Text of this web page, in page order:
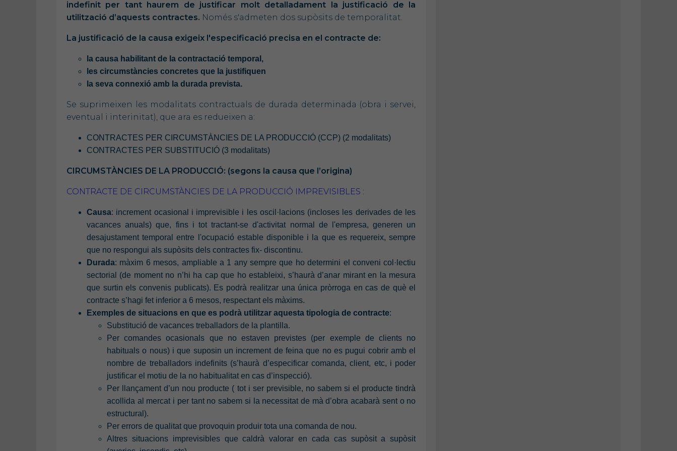
indefinit per tant haurem de justificar molt detalladament la justificació de la
utilització d’aquests contractes. Només s'admeten dos supòsits de temporalitat.
La justificació de la causa exigeix l'especificació precisa en el contracte de:
la causa habilitant de la contractació temporal,
les circumstàncies concretes que la justifiquen
la seva connexió amb la durada prevista.
Se suprimeixen les modalitats contractuals de durada determinada (obra i servei,
eventual i interinitat), que ara es redueixen a:
CONTRACTES PER CIRCUMSTÀNCIES DE LA PRODUCCIÓ (CCP) (2 modalitats)
CONTRACTES PER SUBSTITUCIÓ (3 modalitats)
CIRCUMSTÀNCIES DE LA PRODUCCIÓ: (segons la causa que l’origina)
CONTRACTE DE CIRCUMSTÀNCIES DE LA PRODUCCIÓ IMPREVISIBLES :
Causa: increment ocasional i imprevisible i les oscil·lacions (incloses les derivades de les
vacances anuals) que, fins i tot tractant-se d'activitat normal de l'empresa, generen un
desajustament temporal entre l'ocupació estable disponible i la que es requereix, sempre
que no respongui als supòsits dels contractes fix- discontinu.
Durada: màxim 6 mesos, ampliable a 1 any sempre que ho determini el conveni col·lectiu
sectorial (de moment no n’hi ha cap que ho estableixi, s’haurà d’anar mirant en la mesura
que surtin els convenis publicats). Es podrà realitzar una única pròrroga en cas de què el
contracte s’hagi fet inferior a 6 mesos, respectant els màxims.
Exemples de situacions en que es podrà utilitzar aquesta tipologia de contracte:
Substitució de vacances treballadors de la plantilla.
Per comandes ocasionals que no estaven previstes (per exemple de clients no
habituals o nous) i que suposin un increment de feina que no es pugui cobrir amb el
nombre de treballadors indefinits (s’haurà d’especificar comanda, client, etc, i poder
justificar el motiu de la no habitualitat en cas d’inspecció).
Per llançament d’un nou producte ( tot i ser previsible, no sabem si el producte tindrà
acollida al mercat i per tant no sabem si la necessitat de mà d’obra acabarà sent o no
estructural).
Per errors de qualitat que provoquin produir tota una comanda de nou.
Altres situacions imprevisibles que caldrà valorar en cada cas supòsit a supòsit